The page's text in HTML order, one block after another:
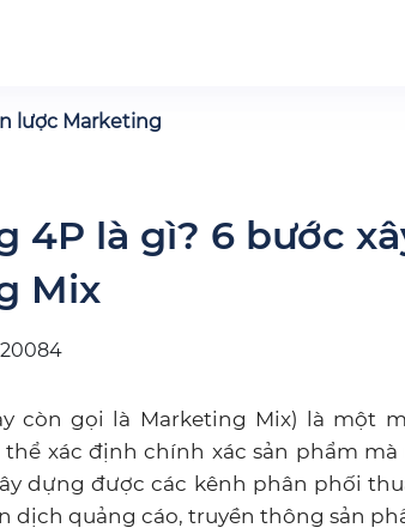
lược Marketing
4P là gì? 6 bước
Mix
20084
còn gọi là Marketing Mix) là một
xác định chính xác sản phẩm
dựng được các kênh phân phối
dịch quảng cáo, truyền thông sản